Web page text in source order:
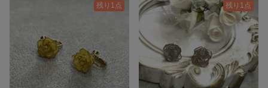
残り1点 残り1点